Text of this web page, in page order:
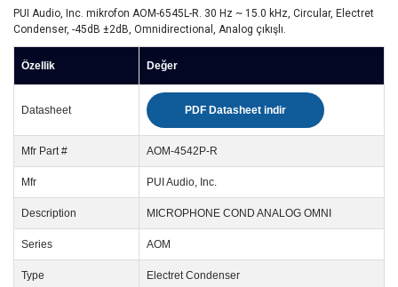
PUI Audio, Inc. mikrofon AOM-6545L-R. 30 Hz ~ 15.0 kHz, Circular, Electret
Condenser, -45dB ±2dB, Omnidirectional, Analog çıkışlı.
Özellik Değer
Datasheet PDF Datasheet indir
Mfr Part # AOM-4542P-R
Mfr PUI Audio, Inc.
Description MICROPHONE COND ANALOG OMNI
Series AOM
Type Electret Condenser